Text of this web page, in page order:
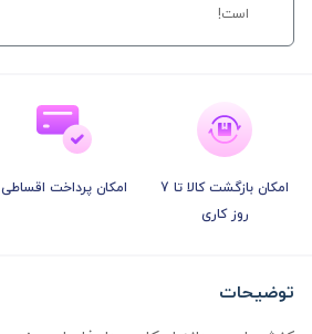
است!
امکان بازگشت کالا تا 7
روز کاری
امکان پرداخت اقساطی
توضیحات